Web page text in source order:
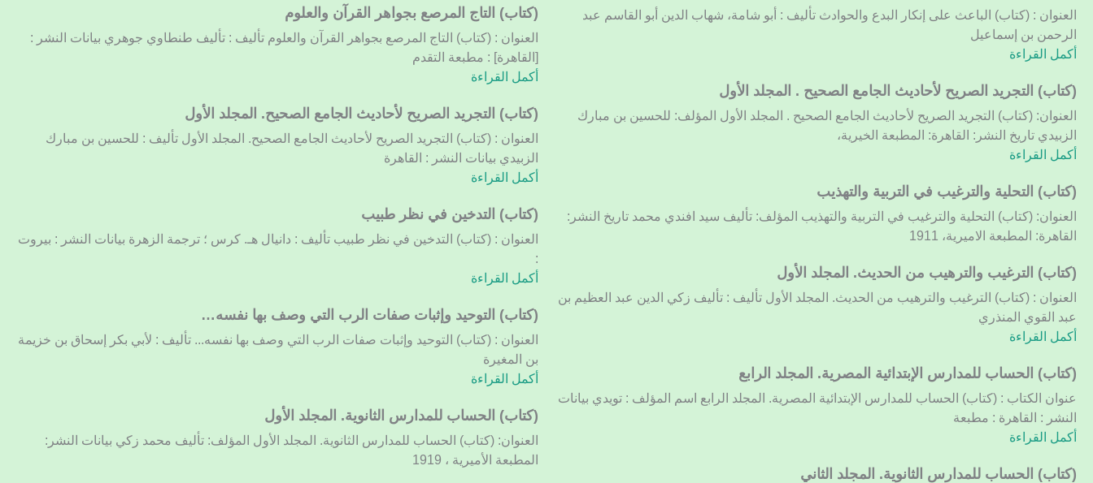
والمنسوخ
الآثار
العنوان : (كتاب) الباعث على إنكار البدع والحوادث تأليف : أبو شامة، شهاب الدين أبو القاسم عبد
الرحمن بن إسماعيل
أكمل القراءة
الباعث
على
والحوادث
(كتاب) التاج المرصع بجواهر القرآن والعلوم
العنوان : (كتاب) التاج المرصع بجواهر القرآن والعلوم تأليف : تأليف طنطاوي جوهري بيانات النشر :
[القاهرة] : مطبعة التقدم
أكمل القراءة
(كتاب)
التاج
المرصع
والعلوم
(كتاب) التجريد الصريح لأحاديث الجامع الصحيح . المجلد الأول
العنوان: (كتاب) التجريد الصريح لأحاديث الجامع الصحيح . المجلد الأول المؤلف: للحسين بن مبارك
الزبيدي تاريخ النشر: القاهرة: المطبعة الخيرية،
أكمل القراءة
(كتاب)
التجريد
الصريح
لأحاديث
الصحيح
المجلد
الأول
(كتاب) التجريد الصريح لأحاديث الجامع الصحيح. المجلد الأول
العنوان : (كتاب) التجريد الصريح لأحاديث الجامع الصحيح. المجلد الأول تأليف : للحسين بن مبارك
الزبيدي بيانات النشر : القاهرة
أكمل القراءة
(كتاب)
التجريد
الصريح
لأحاديث
الصحيح.
الأول
(كتاب) التحلية والترغيب في التربية والتهذيب
العنوان: (كتاب) التحلية والترغيب في التربية والتهذيب المؤلف: تأليف سيد افندي محمد تاريخ النشر:
القاهرة: المطبعة الاميرية، 1911
(كتاب) التدخين في نظر طبيب
العنوان : (كتاب) التدخين في نظر طبيب تأليف : دانيال هـ. كرس ؛ ترجمة الزهرة بيانات النشر : بيروت
:
أكمل القراءة
(كتاب)
التدخين
(كتاب) الترغيب والترهيب من الحديث. المجلد الأول
العنوان : (كتاب) الترغيب والترهيب من الحديث. المجلد الأول تأليف : تأليف زكي الدين عبد العظيم بن
عبد القوي المنذري
أكمل القراءة
(كتاب)
الترغيب
والترهيب
المجلد
(كتاب) التوحيد وإثبات صفات الرب التي وصف بها نفسه…
العنوان : (كتاب) التوحيد وإثبات صفات الرب التي وصف بها نفسه... تأليف : لأبي بكر إسحاق بن خزيمة
بن المغيرة
أكمل القراءة
(كتاب)
التوحيد
التي
بها
نفسه…
(كتاب) الحساب للمدارس الإبتدائية المصرية. المجلد الرابع
عنوان الكتاب : (كتاب) الحساب للمدارس الإبتدائية المصرية. المجلد الرابع اسم المؤلف : تويدي بيانات
النشر : القاهرة : مطبعة
أكمل القراءة
(كتاب)
الحساب
للمدارس
الإبتدائية
المجلد
(كتاب) الحساب للمدارس الثانوية. المجلد الأول
العنوان: (كتاب) الحساب للمدارس الثانوية. المجلد الأول المؤلف: تأليف محمد زكي بيانات النشر:
المطبعة الأميرية ، 1919
(كتاب) الحساب للمدارس الثانوية. المجلد الثاني